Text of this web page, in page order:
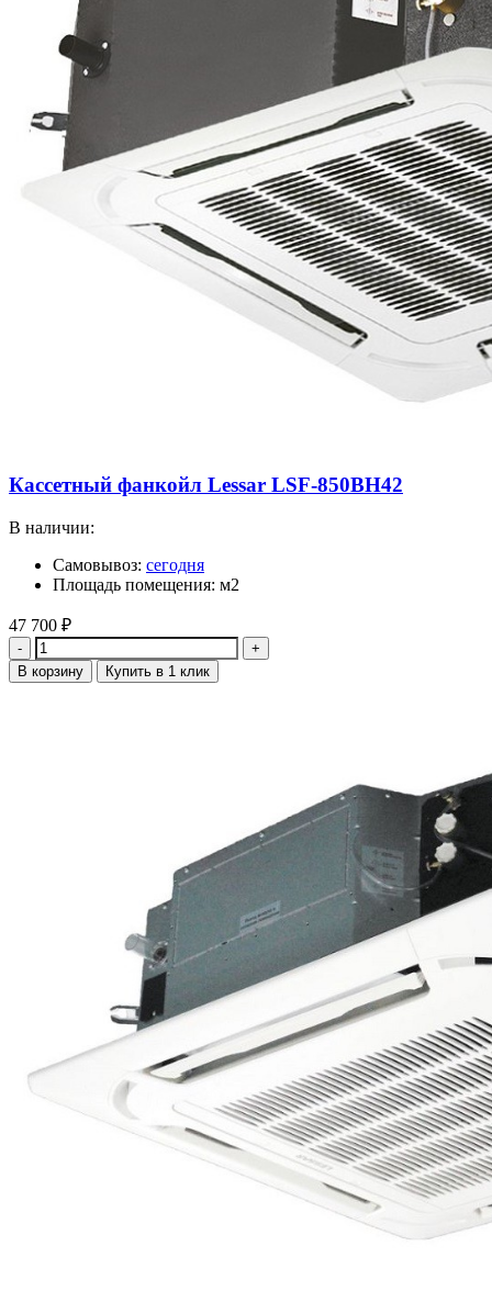
Кассетный фанкойл Lessar LSF-850BH42
В наличии:
Самовывоз: сегодня
Площадь помещения: м2
47 700 ₽
Количество
В корзину Купить в 1 клик